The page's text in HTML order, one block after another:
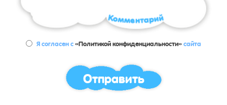
Я согласен с«Политикой конфиденциальности»сайта
Отправить